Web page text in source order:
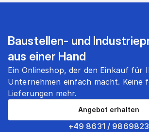
Baustellen- und
aus einer Hand
Ein Onlineshop, der den Einkauf für
Unternehmen einfach macht. Keine
Lieferungen mehr.
+49 8631 / 9869823
Angebot erhalten